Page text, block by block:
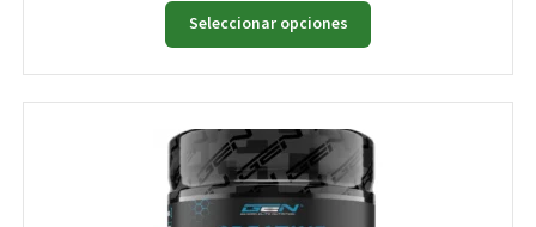
Seleccionar opciones
Este
producto
Las
opciones
se